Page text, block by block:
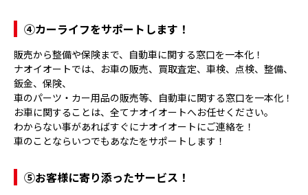
④カーライフをサポートします！
販売から整備や保険まで、自動車に関する窓口を一本化！
ナオイオートでは、お車の販売、買取査定、車検、点検、整備、
鈑金、保険、
車のパーツ・カー用品の販売等、自動車に関する窓口を一本化！
お車に関することは、全てナオイオートへお任せください。
わからない事があればすぐにナオイオートにご連絡を！
車のことならいつでもあなたをサポートします！
⑤お客様に寄り添ったサービス！